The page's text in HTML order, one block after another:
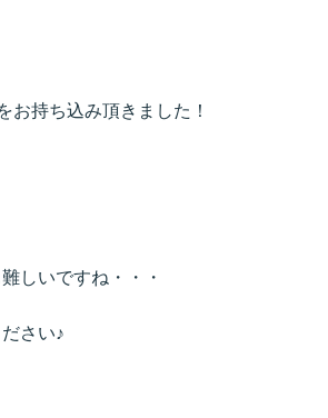
お持ち込み頂きました！
しいですね・・・
さい♪